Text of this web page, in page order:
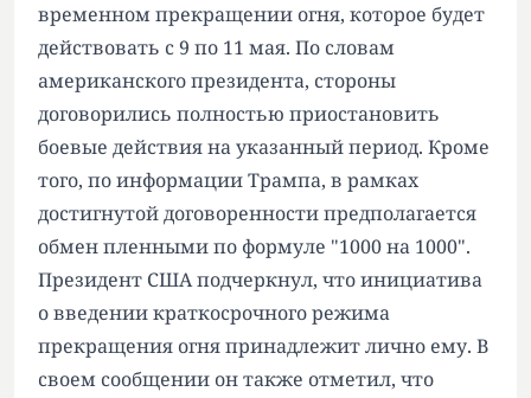
временном прекращении огня, которое будет
действовать с 9 по 11 мая. По словам
американского президента, стороны
договорились полностью приостановить
боевые действия на указанный период. Кроме
того, по информации Трампа, в рамках
достигнутой договоренности предполагается
обмен пленными по формуле "1000 на 1000".
Президент США подчеркнул, что инициатива
о введении краткосрочного режима
прекращения огня принадлежит лично ему. В
своем сообщении он также отметил, что